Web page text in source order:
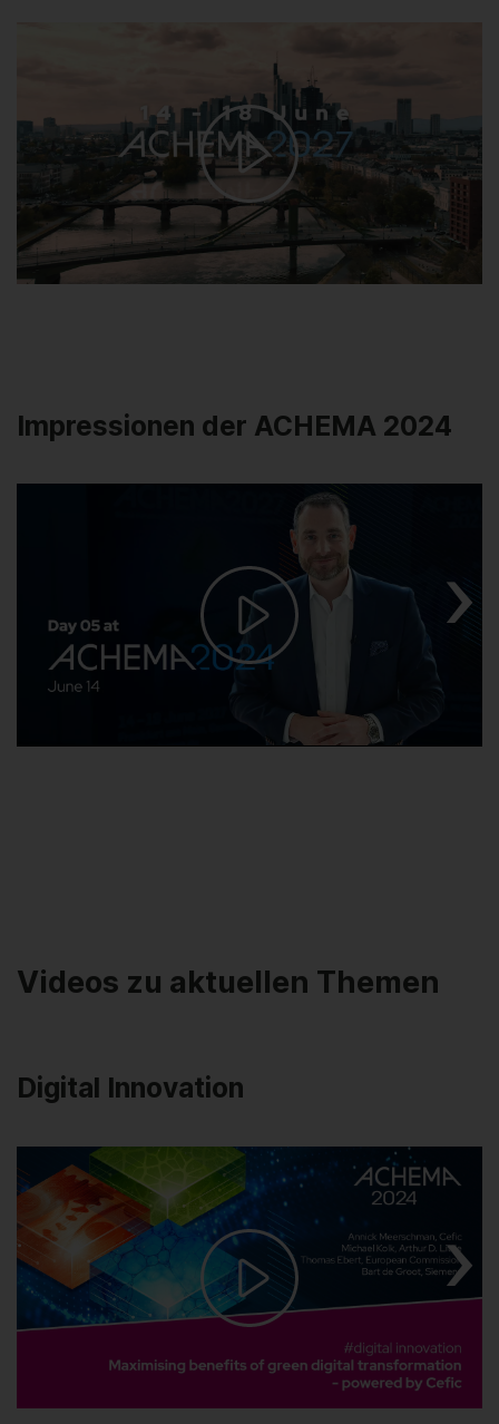
Play
Video
Impressionen der ACHEMA 2024
Play
Video
Videos zu aktuellen Themen
Digital Innovation
Play
Video